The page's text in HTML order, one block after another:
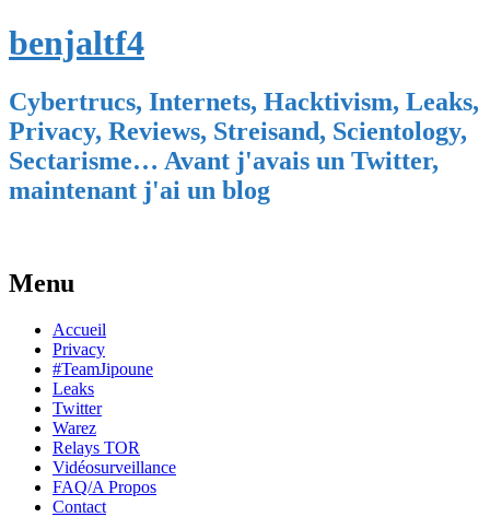
benjaltf4
Cybertrucs, Internets, Hacktivism, Leaks,
Privacy, Reviews, Streisand, Scientology,
Sectarisme… Avant j'avais un Twitter,
maintenant j'ai un blog
Menu
Skip
content
Accueil
Privacy
#TeamJipoune
Leaks
Twitter
Warez
Relays TOR
Vidéosurveillance
FAQ/A Propos
Contact